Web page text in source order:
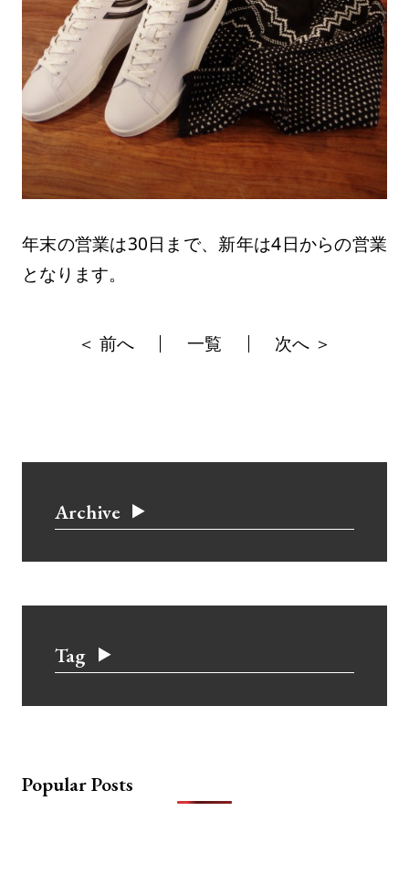
年末の営業は30日まで、新年は4日からの営業
となります。
＜ 前へ 一覧 次へ ＞
Archive
Tag
Popular Posts